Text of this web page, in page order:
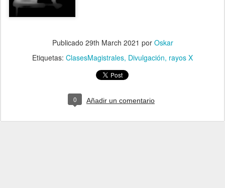
Publicado 29th March 2021 por Oskar
Etiquetas: ClasesMagistrales Divulgación rayos X
0 Añadir un comentario